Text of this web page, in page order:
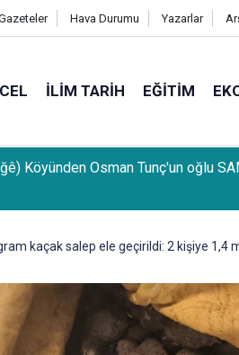
Hava Durumu Yazarlar
İLIM TARIH EĞITIM
Köyünden Osman Tunç'un oğlu
kaçak salep ele geçirildi: 2 kişiye 1,4